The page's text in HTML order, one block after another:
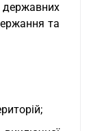
державних
та